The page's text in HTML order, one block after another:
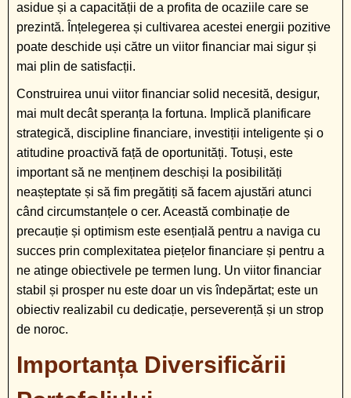
asidue și a capacității de a profita de ocaziile care se
prezintă. Înțelegerea și cultivarea acestei energii pozitive
poate deschide uși către un viitor financiar mai sigur și
mai plin de satisfacții.
Construirea unui viitor financiar solid necesită, desigur,
mai mult decât speranța la fortuna. Implică planificare
strategică, discipline financiare, investiții inteligente și o
atitudine proactivă față de oportunități. Totuși, este
important să ne menținem deschiși la posibilități
neașteptate și să fim pregătiți să facem ajustări atunci
când circumstanțele o cer. Această combinație de
precauție și optimism este esențială pentru a naviga cu
succes prin complexitatea piețelor financiare și pentru a
ne atinge obiectivele pe termen lung. Un viitor financiar
stabil și prosper nu este doar un vis îndepărtat; este un
obiectiv realizabil cu dedicație, perseverență și un strop
de noroc.
Importanța Diversificării